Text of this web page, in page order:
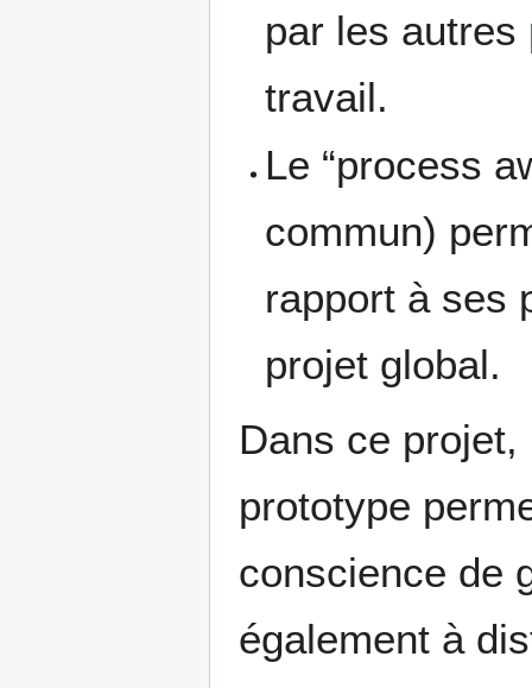
par les autres
travail.
Le “process
commun)
rapport à ses
projet global.
Dans ce
prototype
conscience de
également à